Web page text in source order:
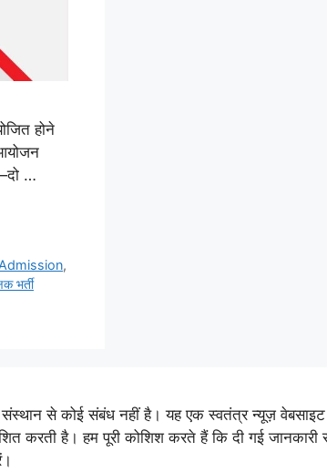
होने
…
,
भर्ती
से कोई संबंध नहीं है। यह एक स्वतंत्र न्यूज़ वेबसाइट
करती है। हम पूरी कोशिश करते हैं कि दी गई जानकारी